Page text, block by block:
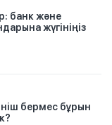
банк және
жүгініңіз
бермес бұрын